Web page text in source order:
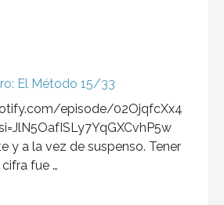
El Método 15/33
episode/02OjqfcXx4
y a la vez de suspenso. Tener
fue …